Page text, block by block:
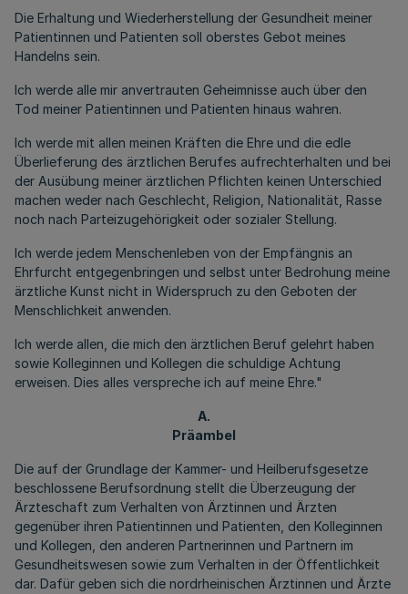
Die Erhaltung und Wiederherstellung der Gesundheit meiner
Patientinnen und Patienten soll oberstes Gebot meines
Handelns sein.
Ich werde alle mir anvertrauten Geheimnisse auch über den
Tod meiner Patientinnen und Patienten hinaus wahren.
Ich werde mit allen meinen Kräften die Ehre und die edle
Überlieferung des ärztlichen Berufes aufrechterhalten und bei
der Ausübung meiner ärztlichen Pflichten keinen Unterschied
machen weder nach Geschlecht, Religion, Nationalität, Rasse
noch nach Parteizugehörigkeit oder sozialer Stellung.
Ich werde jedem Menschenleben von der Empfängnis an
Ehrfurcht entgegenbringen und selbst unter Bedrohung meine
ärztliche Kunst nicht in Widerspruch zu den Geboten der
Menschlichkeit anwenden.
Ich werde allen, die mich den ärztlichen Beruf gelehrt haben
sowie Kolleginnen und Kollegen die schuldige Achtung
erweisen. Dies alles verspreche ich auf meine Ehre."
A.
Präambel
Die auf der Grundlage der Kammer- und Heilberufsgesetze
beschlossene Berufsordnung stellt die Überzeugung der
Ärzteschaft zum Verhalten von Ärztinnen und Ärzten
gegenüber ihren Patientinnen und Patienten, den Kolleginnen
und Kollegen, den anderen Partnerinnen und Partnern im
Gesundheitswesen sowie zum Verhalten in der Öffentlichkeit
dar. Dafür geben sich die nordrheinischen Ärztinnen und Ärzte